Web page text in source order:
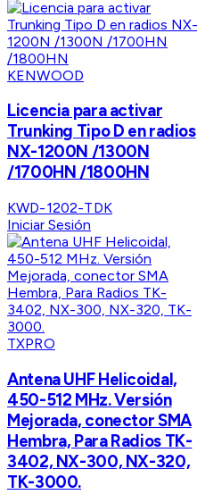
KENWOOD
Licencia para activar
Trunking Tipo D en radios
NX-1200N /1300N
/1700HN /1800HN
KWD-1202-TDK
Iniciar Sesión
TXPRO
Antena UHF Helicoidal,
450-512 MHz. Versión
Mejorada, conector SMA
Hembra, Para Radios TK-
3402, NX-300, NX-320,
TK-3000.